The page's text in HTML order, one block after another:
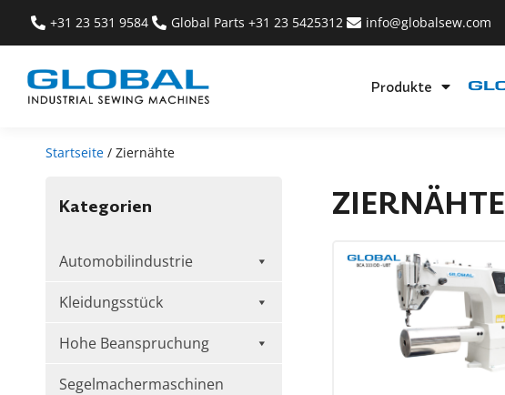
+31 23 531 9584 Global Parts +31 23 5425312 info@globalsew.com
Produkte
Startseite / Ziernähte
Kategorien
Automobilindustrie
Kleidungsstück
Hohe Beanspruchung
Segelmachermaschinen
ZIERNÄHTE